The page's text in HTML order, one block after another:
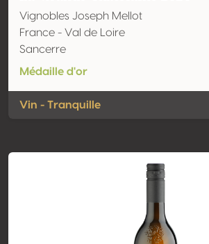
Vignobles Joseph Mellot
France - Val de Loire
Sancerre
Médaille d'or
Vin - Tranquille